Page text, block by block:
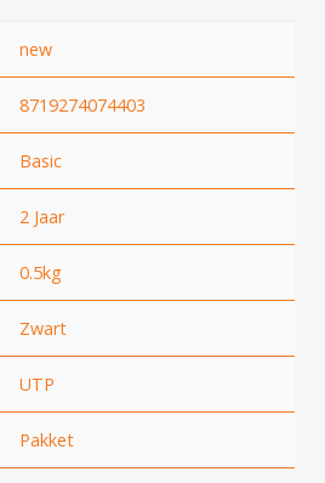
new
8719274074403
Basic
2 Jaar
0.5kg
Zwart
UTP
Pakket